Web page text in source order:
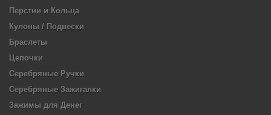
Перстни и Кольца
Кулоны / Подвески
Браслеты
Цепочки
Серебряные Ручки
Серебряные Зажигалки
Зажимы для Денег